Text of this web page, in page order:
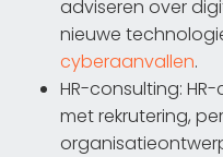
adviseren over
nieuwe
cyberaanvallen.
HR-consulting:
met rekrutering,